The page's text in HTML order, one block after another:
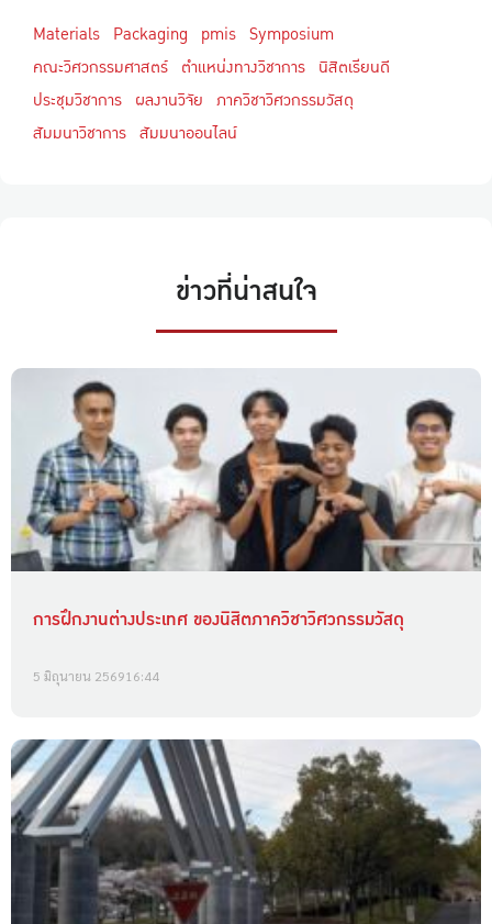
Materials Packaging pmis Symposium
คณะวิศวกรรมศาสตร์ ตำแหน่งทางวิชาการ นิสิตเรียนดี
ประชุมวิชาการ ผลงานวิจัย ภาควิชาวิศวกรรมวัสดุ
สัมมนาวิชาการ สัมมนาออนไลน์
ข่าวที่น่าสนใจ
การฝึกงานต่างประเทศ ของนิสิตภาควิชาวิศวกรรมวัสดุ
5 มิถุนายน 256916:44